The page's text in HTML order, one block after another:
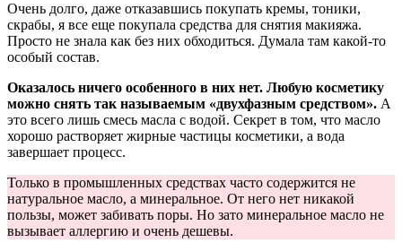
Очень долго, даже отказавшись покупать кремы, тоники,
скрабы, я все еще покупала средства для снятия макияжа.
Просто не знала как без них обходиться. Думала там какой-то
особый состав.
Оказалось ничего особенного в них нет. Любую косметику
можно снять так называемым «двухфазным средством». А
это всего лишь смесь масла с водой. Секрет в том, что масло
хорошо растворяет жирные частицы косметики, а вода
завершает процесс.
Только в промышленных средствах часто содержится не
натуральное масло, а минеральное. От него нет никакой
пользы, может забивать поры. Но зато минеральное масло не
вызывает аллергию и очень дешевы.